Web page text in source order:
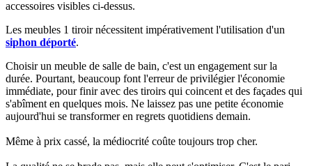
accessoires visibles ci-dessus.​
Les meubles 1 tiroir nécessitent impérativement l'utilisation d'un
siphon déporté.​​
Choisir un meuble de salle de bain, c'est un engagement sur la
durée. Pourtant, beaucoup font l'erreur de privilégier l'économie
immédiate, pour finir avec des tiroirs qui coincent et des façades qui
s'abîment en quelques mois. Ne laissez pas une petite économie
aujourd'hui se transformer en regrets quotidiens demain.
Même à prix cassé, la médiocrité coûte toujours trop cher.